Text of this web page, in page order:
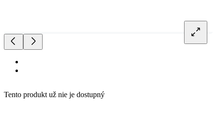
Tento produkt už nie je dostupný